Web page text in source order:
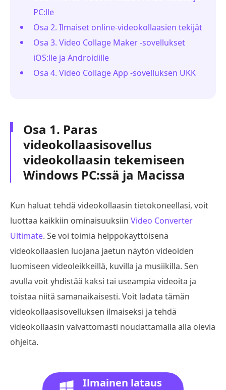
PC:lle
Osa 2. Ilmaiset online-videokollaasien tekijät
Osa 3. Video Collage Maker -sovellukset
iOS:lle ja Androidille
Osa 4. Video Collage App -sovelluksen UKK
Osa 1. Paras
videokollaasisovellus
videokollaasin tekemiseen
Windows PC:ssä ja Macissa
Kun haluat tehdä videokollaasin tietokoneellasi, voit
luottaa kaikkiin ominaisuuksiin Video Converter
Ultimate. Se voi toimia helppokäyttöisenä
videokollaasien luojana jaetun näytön videoiden
luomiseen videoleikkeillä, kuvilla ja musiikilla. Sen
avulla voit yhdistää kaksi tai useampia videoita ja
toistaa niitä samanaikaisesti. Voit ladata tämän
videokollaasisovelluksen ilmaiseksi ja tehdä
videokollaasin vaivattomasti noudattamalla alla olevia
ohjeita.
Ilmainen lataus